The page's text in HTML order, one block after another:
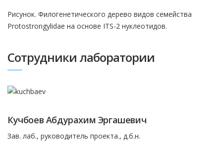
Рисунок. Филогенетического дерево видов семейства
Protostrongylidae на основе ITS-2 нуклеотидов.
Сотрудники лаборатории
Кучбоев Абдурахим Эргашевич
Зав. лаб., руководитель проекта., д.б.н.